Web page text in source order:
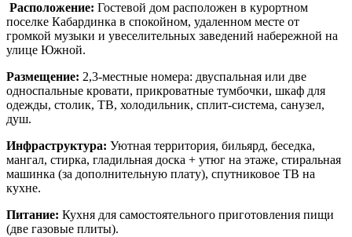
Расположение: Гостевой дом расположен в курортном
поселке Кабардинка в спокойном, удаленном месте от
громкой музыки и увеселительных заведений набережной на
улице Южной.
Размещение: 2,3-местные номера: двуспальная или две
односпальные кровати, прикроватные тумбочки, шкаф для
одежды, столик, ТВ, холодильник, сплит-система, санузел,
душ.
Инфраструктура: Уютная территория, бильярд, беседка,
мангал, стирка, гладильная доска + утюг на этаже, стиральная
машинка (за дополнительную плату), спутниковое ТВ на
кухне.
Питание: Кухня для самостоятельного приготовления пищи
(две газовые плиты).